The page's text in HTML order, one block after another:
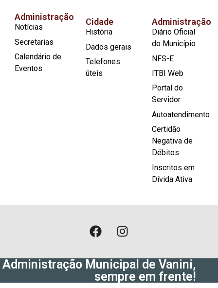
Administração
Notícias
Secretarias
Calendário de
Eventos
Cidade
História
Dados gerais
Telefones
úteis
Administração
Diário Oficial
do Município
NFS-E
ITBI Web
Portal do
Servidor
Autoatendimento
Certidão
Negativa de
Débitos
Inscritos em
Dívida Ativa
Administração Municipal de Vanini,
sempre em frente!